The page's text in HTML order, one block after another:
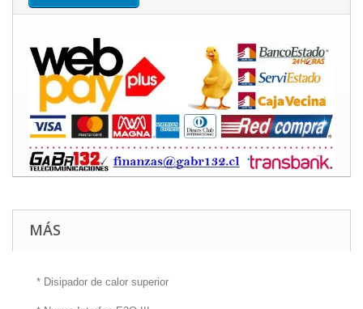
MÁS
* Disipador de calor superior